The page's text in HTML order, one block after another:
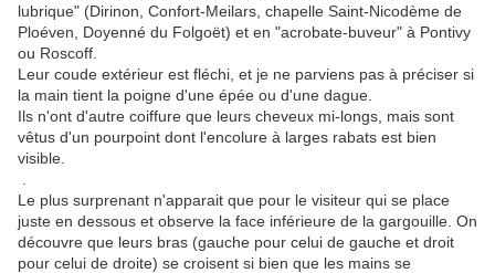
lubrique" (Dirinon, Confort-Meilars, chapelle Saint-Nicodème de
Ploéven, Doyenné du Folgoët) et en "acrobate-buveur" à Pontivy
ou Roscoff.
Leur coude extérieur est fléchi, et je ne parviens pas à préciser si
la main tient la poigne d'une épée ou d'une dague.
Ils n'ont d'autre coiffure que leurs cheveux mi-longs, mais sont
vêtus d'un pourpoint dont l'encolure à larges rabats est bien
visible.
Le plus surprenant n'apparait que pour le visiteur qui se place
juste en dessous et observe la face inférieure de la gargouille. On
découvre que leurs bras (gauche pour celui de gauche et droit
pour celui de droite) se croisent si bien que les mains se